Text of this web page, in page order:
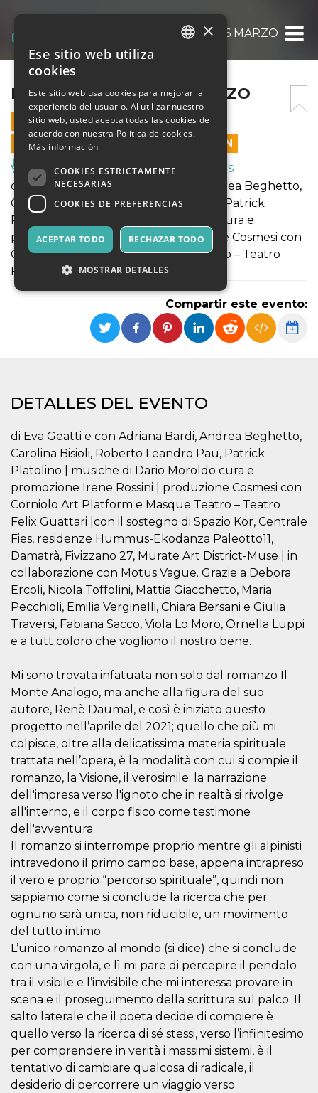
LA VAGA GRAZIA – 16 MARZO
LA VAGA GRAZIA – 16 MARZO
16 MARZO 2024 - 21:00
LAS VENTAS EN LÍNEA TERMINARON
Música, Eventos en Vivo, Clubes
di Eva Geatti e con Adriana Bardi, Andrea Beghetto,
Carolina Bisioli, Roberto Leandro Pau, Patrick
Platolino | musiche di Dario Moroldo cura e
promozione Irene Rossini | produzione Cosmesi con
Corniolo Art Platform e Masque Teatro – Teatro
Felix Guattari |
Compartir este evento:
DETALLES DEL EVENTO
di Eva Geatti e con Adriana Bardi, Andrea Beghetto,
Carolina Bisioli, Roberto Leandro Pau, Patrick
Platolino | musiche di Dario Moroldo cura e
promozione Irene Rossini | produzione Cosmesi con
Corniolo Art Platform e Masque Teatro – Teatro
Felix Guattari |con il sostegno di Spazio Kor, Centrale
Fies, residenze Hummus-Ekodanza Paleotto11,
Damatrà, Fivizzano 27, Murate Art District-Muse | in
collaborazione con Motus Vague. Grazie a Debora
Ercoli, Nicola Toffolini, Mattia Giacchetto, Maria
Pecchioli, Emilia Verginelli, Chiara Bersani e Giulia
Traversi, Fabiana Sacco, Viola Lo Moro, Ornella Luppi
e a tutt coloro che vogliono il nostro bene.
Mi sono trovata infatuata non solo dal romanzo Il
Monte Analogo, ma anche alla figura del suo
autore, Renè Daumal, e così è iniziato questo
progetto nell’aprile del 2021; quello che più mi
colpisce, oltre alla delicatissima materia spirituale
trattata nell’opera, è la modalità con cui si compie il
romanzo, la Visione, il verosimile: la narrazione
dell'impresa verso l'ignoto che in realtà si rivolge
all'interno, e il corpo fisico come testimone
dell'avventura.
Il romanzo si interrompe proprio mentre gli alpinisti
intravedono il primo campo base, appena intrapreso
il vero e proprio “percorso spirituale”, quindi non
sappiamo come si conclude la ricerca che per
ognuno sarà unica, non riducibile, un movimento
del tutto intimo.
L’unico romanzo al mondo (si dice) che si conclude
con una virgola, e lì mi pare di percepire il pendolo
tra il visibile e l’invisibile che mi interessa provare in
scena e il proseguimento della scrittura sul palco. Il
salto laterale che il poeta decide di compiere è
quello verso la ricerca di sé stessi, verso l’infinitesimo
per comprendere in verità i massimi sistemi, è il
tentativo di cambiare qualcosa di radicale, il
desiderio di percorrere un viaggio verso
SPANISH
×
Ese sitio web utiliza
cookies
Este sitio web usa cookies para mejorar la
experiencia del usuario. Al utilizar nuestro
sitio web, usted acepta todas las cookies de
acuerdo con nuestra Política de cookies.
Más información
COOKIES ESTRICTAMENTE
NECESARIAS
COOKIES DE PREFERENCIAS
ACEPTAR TODO RECHAZAR TODO
MOSTRAR DETALLES
Cookies estrictamente necesarias
Cookies de preferencias
cuentas. El sitio web no se puede utilizar
correctamente sin las cookies estrictamente
Nombre
Dominio
Vencimiento Descripción
cf_clearance
Cloudflare,
Inc.
.oooh.events
1 año
utilizada por el
CloudFlare para
identificar el
tráfico web de
confianza y
anular cualquier
restricción de
seguridad
basada en la
dirección IP del
visitante. Es
esencial para
apoyar las
funciones de
contra visitantes
wordpress_test_cookie
Automattic
.oooh.events
Sesión
Se utiliza en
sitios creados
con Wordpress.
Comprueba si el
navegador tiene
habilitadas las
cookies
PHPSESSID
oooh.events
Sesión
Cookie
generada por
identificador de
propósito
general que se
utiliza para
mantener las
variables de
usuario.
generado al
que se usa
puede ser
específico del
sitio, pero un
buen ejemplo es
mantener un
estado de inicio
de sesión para
un usuario entre
páginas.
Stripe
m.stripe.com